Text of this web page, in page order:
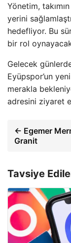
Yönetim,
yerini
hedefliyor. Bu
bir rol
Gelecek
Eyüpspor’un
merakla
adresini ziyaret
← Egemer
Granit
Tavsiye